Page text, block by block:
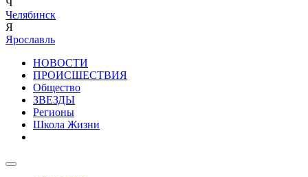
Ч
Челябинск
Я
Ярославль
НОВОСТИ
ПРОИСШЕСТВИЯ
Общество
ЗВЕЗДЫ
Регионы
Школа Жизни